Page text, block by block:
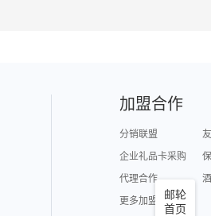
邮轮
首页
加盟合作
分销联盟
企业礼品卡采购
代理合作
更多加盟合作